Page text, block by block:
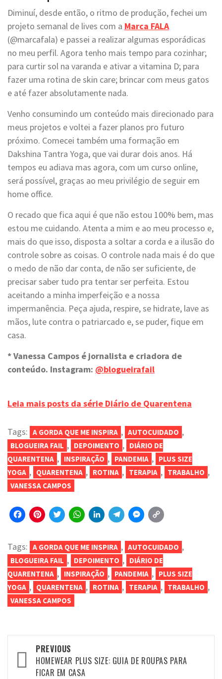
Diminuí, desde então, o ritmo de produção, fechei um
projeto semanal de lives com a Marca FALA
(@marcafala) e passei a realizar algumas esporádicas
no meu perfil. Agora tenho mais tempo para cozinhar;
para curtir sol na varanda e ativar a vitamina D; para
fazer uma rotina de skin care; brincar com meus gatos
e até fazer absolutamente nada.
Venho consumindo um conteúdo mais direcionado para
meus projetos e voltei a fazer planos pro futuro
próximo. Comecei também uma formação em
Dakshina Tantra Yoga, que vai durar dois anos. Há
tempos eu adiava mas agora, com um curso online,
será possível, graças ao meu privilégio de seguir em
home office.
O recado que fica aqui é que não estou 100% bem, mas
estou me cuidando. Atenta a mim e ao meu processo e,
mais do que isso, disposta a soltar a corda e a ilusão do
controle sobre as coisas. O controle nada mais é do que
o medo de não dar conta, de não ser suficiente, de
precisar saber tudo pra tentar ser perfeita. Estou
aceitando a minha imperfeição e a nossa
impermanência. Peça ajuda, respire, se hidrate, lave as
mãos, lute contra o patriarcado e, se puder, fique em
casa.
* Vanessa Campos é jornalista e criadora de
conteúdo. Instagram: @blogueirafail
Leia mais posts da série Diário de Quarentena
Tags: A GORDA QUE ME INSPIRA , AUTOCUIDADO ,
BLOGUEIRA FAIL , DEPOIMENTO , DIÁRIO DE
QUARENTENA , INSPIRAÇÃO , PANDEMIA , PLUS SIZE
YOGA , QUARENTENA , ROTINA , TERAPIA , TRABALHO ,
VANESSA CAMPOS
Facebook
Pinterest
Twitter
WhatsApp
LinkedIn
Telegram
Messenger
Tags: A GORDA QUE ME INSPIRA , AUTOCUIDADO ,
BLOGUEIRA FAIL , DEPOIMENTO , DIÁRIO DE
QUARENTENA , INSPIRAÇÃO , PANDEMIA , PLUS SIZE
YOGA , QUARENTENA , ROTINA , TERAPIA , TRABALHO ,
VANESSA CAMPOS
Post
navigation
PREVIOUS
HOMEWEAR PLUS SIZE: GUIA DE ROUPAS PARA
FICAR EM CASA